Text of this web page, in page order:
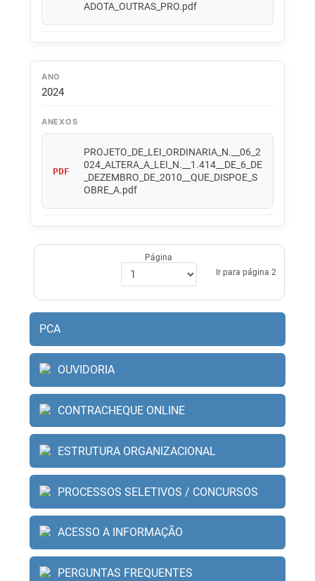
ADOTA_OUTRAS_PRO.pdf
ANO
2024
ANEXOS
PDF
PROJETO_DE_LEI_ORDINARIA_N.__06_2
024_ALTERA_A_LEI_N.__1.414__DE_6_DE
_DEZEMBRO_DE_2010__QUE_DISPOE_S
OBRE_A.pdf
Página
Ir para página 2
PCA
OUVIDORIA
CONTRACHEQUE ONLINE
ESTRUTURA ORGANIZACIONAL
PROCESSOS SELETIVOS / CONCURSOS
ACESSO A INFORMAÇÃO
PERGUNTAS FREQUENTES